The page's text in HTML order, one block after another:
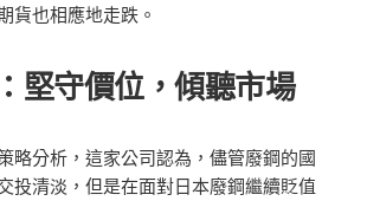
貨也相應地走跌。
堅守價位，傾聽市場
略分析，這家公司認為，儘管廢鋼的國
投清淡，但是在面對日本廢鋼繼續貶值